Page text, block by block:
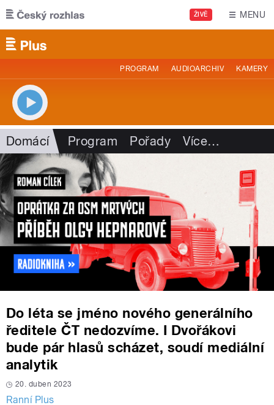
Přejít k hlavnímu obsahu
ŽIVĚ MENU
PROGRAM AUDIOARCHIV KAMERY
Domácí Program Pořady Více…
Do léta se jméno nového generálního
ředitele ČT nedozvíme. I Dvořákovi
bude pár hlasů scházet, soudí mediální
analytik
20. duben 2023
Ranní Plus